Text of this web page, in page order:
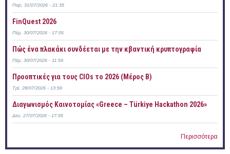
Παρ, 31/07/2026 - 21:35
FinQuest 2026
Πέμ, 30/07/2026 - 17:05
Πώς ένα πλακάκι συνδέεται με την κβαντική κρυπτογραφία
Πέμ, 30/07/2026 - 11:59
Προοπτικές για τους CIOs το 2026 (Μέρος Β)
Τρί, 28/07/2026 - 13:59
Διαγωνισμός Καινοτομίας «Greece – Türkiye Hackathon 2026»
Δευ, 27/07/2026 - 17:55
Περισσότερα